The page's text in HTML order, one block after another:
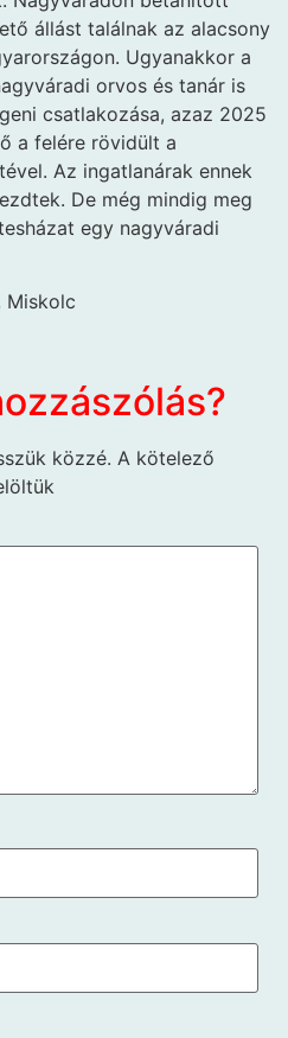
állást találnak az alacsony
Ugyanakkor a
orvos és tanár is
csatlakozása, azaz 2025
a felére rövidült a
Az ingatlanárak ennek
De még mindig meg
egy nagyváradi
Miskolc
közzé. A kötelező